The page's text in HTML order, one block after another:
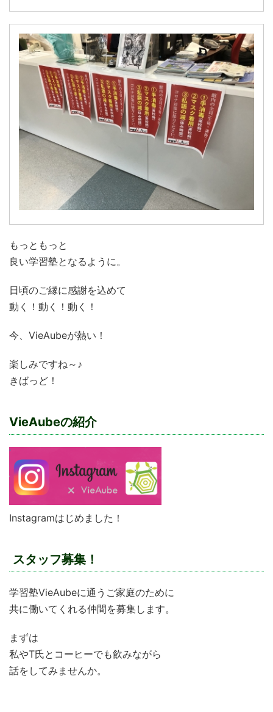
もっともっと
良い学習塾となるように。
日頃のご縁に感謝を込めて
動く！動く！動く！
今、VieAubeが熱い！
楽しみですね～♪
きばっど！
VieAubeの紹介
Instagramはじめました！
スタッフ募集！
学習塾VieAubeに通うご家庭のために
共に働いてくれる仲間を募集します。
まずは
私やT氏とコーヒーでも飲みながら
話をしてみませんか。